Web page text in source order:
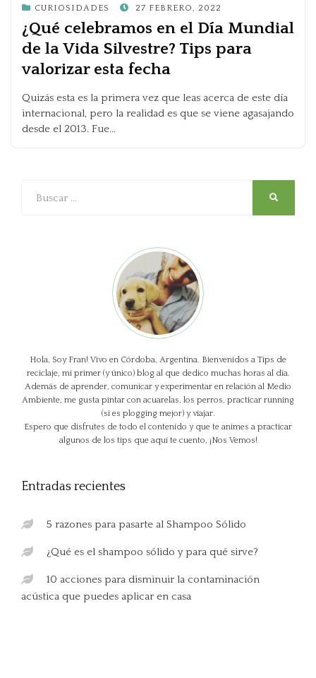
CURIOSIDADES
POSTED
27 FEBRERO, 2022
¿Qué celebramos en el Día Mundial
de la Vida Silvestre? Tips para
valorizar esta fecha
Quizás esta es la primera vez que leas acerca de este día
internacional, pero la realidad es que se viene agasajando
desde el 2013. Fue…
Hola, Soy Fran! Vivo en Córdoba, Argentina. Bienvenidos a Tips de
reciclaje, mi primer (y único) blog al que dedico muchas horas al día.
Además de aprender, comunicar y experimentar en relación al Medio
Ambiente, me gusta pintar con acuarelas, los perros, practicar running
(si es plogging mejor) y viajar.
Espero que disfrutes de todo el contenido y que te animes a practicar
algunos de los tips que aquí te cuento, ¡Nos Vemos!
Entradas recientes
5 razones para pasarte al Shampoo Sólido
¿Qué es el shampoo sólido y para qué sirve?
10 acciones para disminuir la contaminación
acústica que puedes aplicar en casa